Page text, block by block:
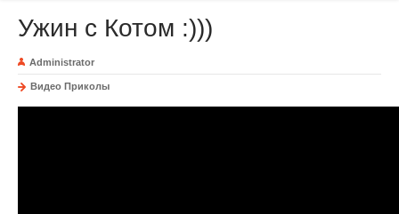
Ужин с Котом :)))
Administrator
Видео Приколы